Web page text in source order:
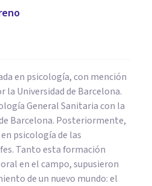
en psicología, con mención
la Universidad de Barcelona.
General Sanitaria con la
Barcelona. Posteriormente,
psicología de las
Tanto esta formación
en el campo, supusieron
de un nuevo mundo: el